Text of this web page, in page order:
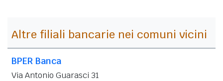
Altre filiali bancarie nei comuni vicini
BPER Banca
Via Antonio Guarasci 31